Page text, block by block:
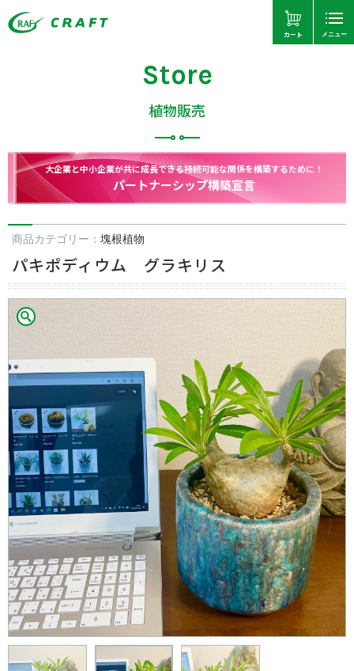
カート メニュー
Store
植物販売
大企業と中小企業が共に成長できる持続可能な関係を構築するために！
パートナーシップ構築宣言
商品カテゴリー： 塊根植物
パキポディウム グラキリス